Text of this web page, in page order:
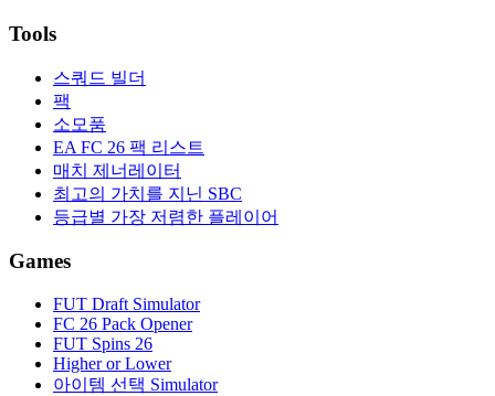
Tools
스쿼드 빌더
팩
소모품
EA FC 26 팩 리스트
매치 제너레이터
최고의 가치를 지닌 SBC
등급별 가장 저렴한 플레이어
Games
FUT Draft Simulator
FC 26 Pack Opener
FUT Spins 26
Higher or Lower
아이템 선택 Simulator